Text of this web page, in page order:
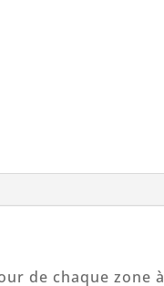
de chaque zone à